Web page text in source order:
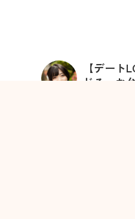
【デー
じる、お